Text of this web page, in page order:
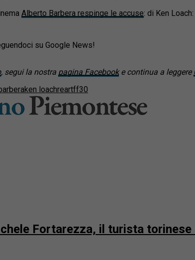
Alberto Barbera respinge le accuse: di Ken
su Google News!
, segui la nostra pagina Facebooke continua a leggere
ken loachreartff30
Fortarezza, il turista torinese